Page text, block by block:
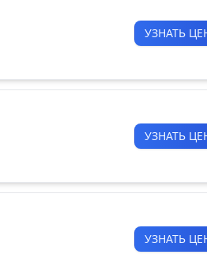
УЗНАТЬ
УЗНАТЬ
УЗНАТЬ